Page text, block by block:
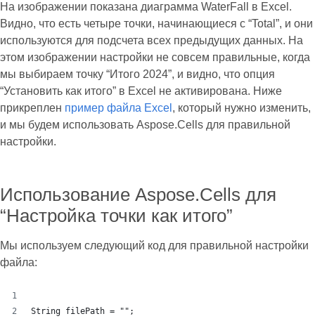
На изображении показана диаграмма WaterFall в Excel.
Видно, что есть четыре точки, начинающиеся с “Total”, и они
используются для подсчета всех предыдущих данных. На
этом изображении настройки не совсем правильные, когда
мы выбираем точку “Итого 2024”, и видно, что опция
“Установить как итого” в Excel не активирована. Ниже
прикреплен пример файла Excel , который нужно изменить,
и мы будем использовать Aspose.Cells для правильной
настройки.
Использование Aspose.Cells для
“Настройка точки как итого”
Мы используем следующий код для правильной настройки
файла:
String filePath = "";